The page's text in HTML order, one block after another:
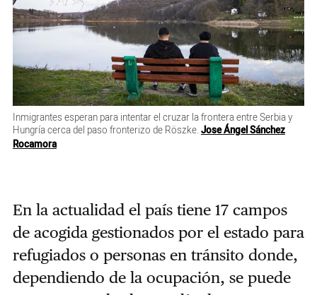
Inmigrantes esperan para intentar el cruzar la frontera entre Serbia y
Hungría cerca del paso fronterizo de Röszke. Jose Ángel Sánchez
Rocamora
En la actualidad el país tiene 17 campos
de acogida gestionados por el estado para
refugiados o personas en tránsito donde,
dependiendo de la ocupación, se puede